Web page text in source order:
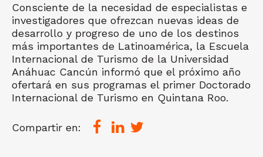
Consciente de la necesidad de especialistas e
investigadores que ofrezcan nuevas ideas de
desarrollo y progreso de uno de los destinos
más importantes de Latinoamérica, la Escuela
Internacional de Turismo de la Universidad
Anáhuac Cancún informó que el próximo año
ofertará en sus programas el primer Doctorado
Internacional de Turismo en Quintana Roo.
Compartir en: